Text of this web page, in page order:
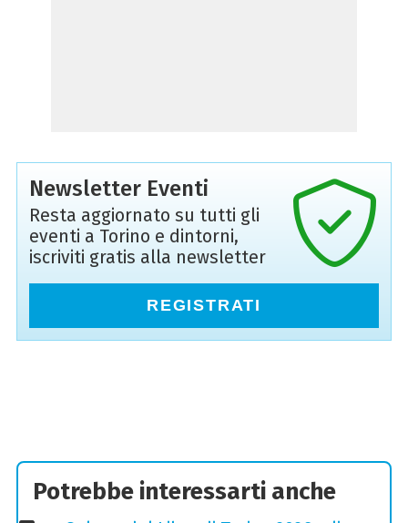
Newsletter Eventi
Resta aggiornato su tutti gli
eventi a Torino e dintorni,
iscriviti gratis alla newsletter
REGISTRATI
Potrebbe interessarti anche